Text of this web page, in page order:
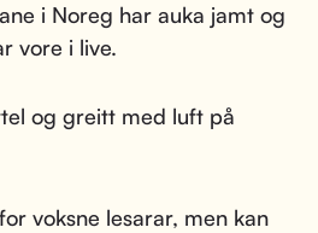
i Noreg har auka jamt og
vore i live.
og greitt med luft på
voksne lesarar, men kan